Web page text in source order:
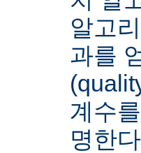
알고
과를
계수
명한